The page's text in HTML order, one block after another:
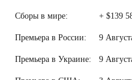
Сборы в мире: + $139
Премьера в России: 9
Премьера в Украине: 9